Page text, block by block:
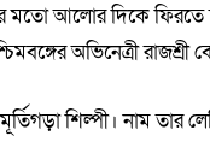
মতো আলোর দিকে ফিরতে
অভিনেত্রী
শিল্পী। নাম তার